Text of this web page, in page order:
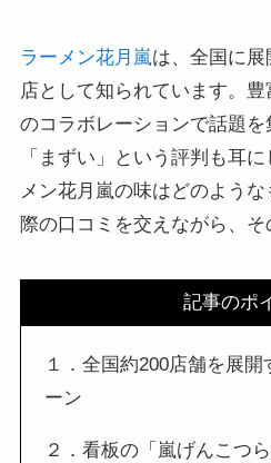
ラーメン花月嵐は、全国に展
店として知られています。
のコラボレーションで話題
「まずい」という評判も耳
メン花月嵐の味はどのよう
際の口コミを交えながら、そ
記事のポ
１．全国約200店舗を展
ーン
２．看板の「嵐げんこつ